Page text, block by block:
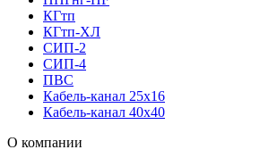
КГтп
КГтп-ХЛ
СИП-2
СИП-4
ПВС
Кабель-канал 25х16
Кабель-канал 40х40
О компании